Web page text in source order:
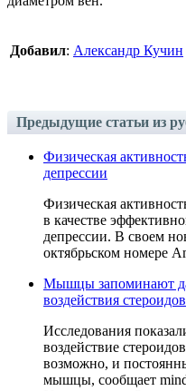
Добавил: Александр Кучин
Предыдущие статьи из
Физическая
депрессии
Физическая
в качестве
депрессии. В своем
октябрьском номере
Мышцы запоминают
воздействия стероидов
Исследования
воздействие
возможно, и
мышцы, сообщает